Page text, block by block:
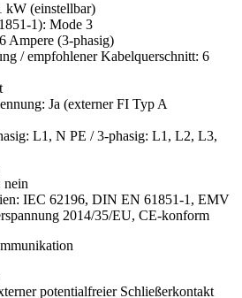
kW (einstellbar)
1): Mode 3
Ampere (3-phasig)
/ empfohlener Kabelquerschnitt: 6
Ja (externer FI Typ A
L1, N PE / 3-phasig: L1, L2, L3,
nein
IEC 62196, DIN EN 61851-1, EMV
2014/35/EU, CE-konform
potentialfreier Schließerkontakt